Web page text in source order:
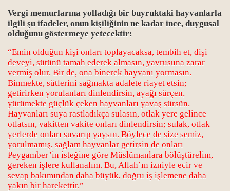
Vergi memurlarına yolladığı bir buyruktaki hayvanlarla
ilgili şu ifadeler, onun kişiliğinin ne kadar ince, duygusal
olduğunu göstermeye yetecektir:
“Emin olduğun kişi onları toplayacaksa, tembih et, dişi
deveyi, sütünü tamah ederek almasın, yavrusuna zarar
vermiş olur. Bir de, ona binerek hayvanı yormasın.
Binmekte, sütlerini sağmakta adalete riayet etsin;
getirirken yorulanları dinlendirsin, ayağı sürçen,
yürümekte güçlük çeken hayvanları yavaş sürsün.
Hayvanları suya rastladıkça sulasın, otlak yere gelince
otlatsın, vakitten vakite onları dinlendirsin; sulak, otlak
yerlerde onları suvarıp yaysın. Böylece de size semiz,
yorulmamış, sağlam hayvanlar getirsin de onları
Peygamber’in isteğine göre Müslümanlara bölüştürelim,
gereken işlere kullanalım. Bu, Allah’ın izniyle ecir ve
sevap bakımından daha büyük, doğru iş işlemene daha
yakın bir harekettir.”